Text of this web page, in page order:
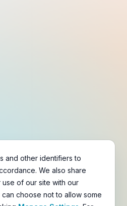
and other identifiers to
We also share
of our site with our
can choose not to allow some